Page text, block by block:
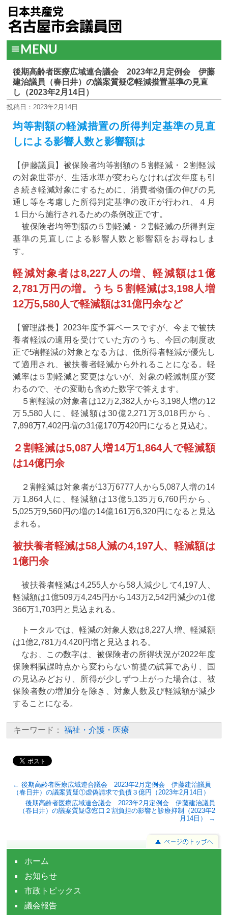
MENU
後期高齢者医療広域連合議会 2023年2月定例会 伊藤
建治議員（春日井）の議案質疑②軽減措置基準の見直
し（2023年2月14日）
投稿日：2023年2月14日
均等割額の軽減措置の所得判定基準の見直
しによる影響人数と影響額は
【伊藤議員】被保険者均等割額の５割軽減・２割軽減
の対象世帯が、生活水準が変わらなければ次年度も引
き続き軽減対象にするために、消費者物価の伸びの見
通し等を考慮した所得判定基準の改正が行われ、４月
１日から施行されるための条例改正です。
被保険者均等割額の５割軽減・２割軽減の所得判定
基準の見直しによる影響人数と影響額をお尋ねしま
す。
軽減対象者は8,227人の増、軽減額は1億
2,781万円の増。うち５割軽減は3,198人増
12万5,580人で軽減額は31億円余など
【管理課長】2023年度予算ベースですが、今まで被扶
養者軽減の適用を受けていた方のうち、今回の制度改
正で5割軽減の対象となる方は、低所得者軽減が優先し
て適用され、被扶養者軽減から外れることになる。軽
減率は５割軽減と変更はないが、対象の軽減制度が変
わるので、その変動も含めた数字で答えます。
５割軽減の対象者は12万2,382人から3,198人増の12
万5,580人に、軽減額は30億2,271万3,018円から、
7,898万7,402円増の31億170万420円になると見込む。
２割軽減は5,087人増14万1,864人で軽減額
は14億円余
２割軽減は対象者が13万6777人から5,087人増の14
万1,864人に、軽減額は13億5,135万6,760円から、
5,025万9,560円の増の14億161万6,320円になると見込
まれる。
被扶養者軽減は58人減の4,197人、軽減額は
1億円余
被扶養者軽減は4,255人から58人減少して4,197人、
軽減額は1億509万4,245円から143万2,542円減少の1億
366万1,703円と見込まれる。
トータルでは、軽減の対象人数は8,227人増、軽減額
は1億2,781万4,420円増と見込まれる。
なお、この数字は、被保険者の所得状況が2022年度
保険料賦課時点から変わらない前提の試算であり、国
の見込みどおり、所得が少しずつ上がった場合は、被
保険者数の増加分を除き、対象人数及び軽減額が減少
することになる。
キーワード： 福祉・介護・医療
← 後期高齢者医療広域連合議会 2023年2月定例会 伊藤建治議員
（春日井）の議案質疑①虚偽請求で負債３億円（2023年2月14日）
後期高齢者医療広域連合議会 2023年2月定例会 伊藤建治議員
（春日井）の議案質疑③窓口２割負担の影響と診療抑制（2023年2
月14日） →
ホーム
お知らせ
市政トピックス
議会報告